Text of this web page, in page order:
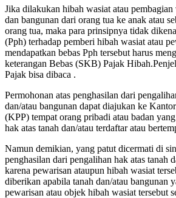
Jika dilakukan hibah wasiat atau pembagian
dan bangunan dari orang tua ke anak atau
orang tua, maka para prinsipnya tidak
(Pph) terhadap pemberi hibah wasiat atau
mendapatkan bebas Pph tersebut harus
keterangan Bebas (SKB) Pajak
Pajak bisa dibaca .
Permohonan atas penghasilan dari
dan/atau bangunan dapat diajukan ke
(KPP) tempat orang pribadi atau badan
hak atas tanah dan/atau terdaftar atau
Namun demikian, yang patut dicermati di
penghasilan dari pengalihan hak atas tanah
karena pewarisan ataupun hibah wasiat
diberikan apabila tanah dan/atau bangunan
pewarisan atau objek hibah wasiat tersebut